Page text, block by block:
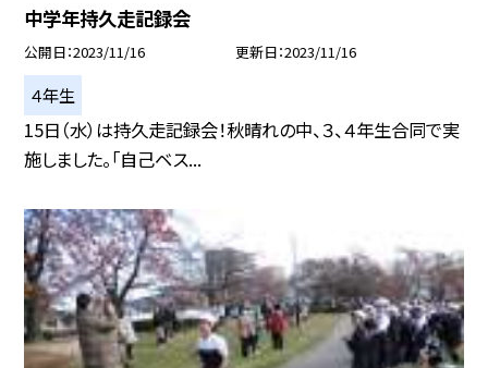
中学年持久走記録会
公開日 2023/11/16 更新日 2023/11/16
４年生
15日（水）は持久走記録会！秋晴れの中、３、４年生合同で実
施しました。「自己ベス...